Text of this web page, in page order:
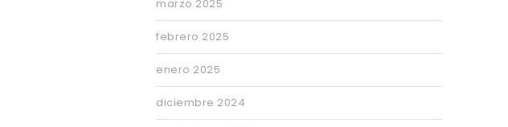
marzo 2025
febrero 2025
enero 2025
diciembre 2024